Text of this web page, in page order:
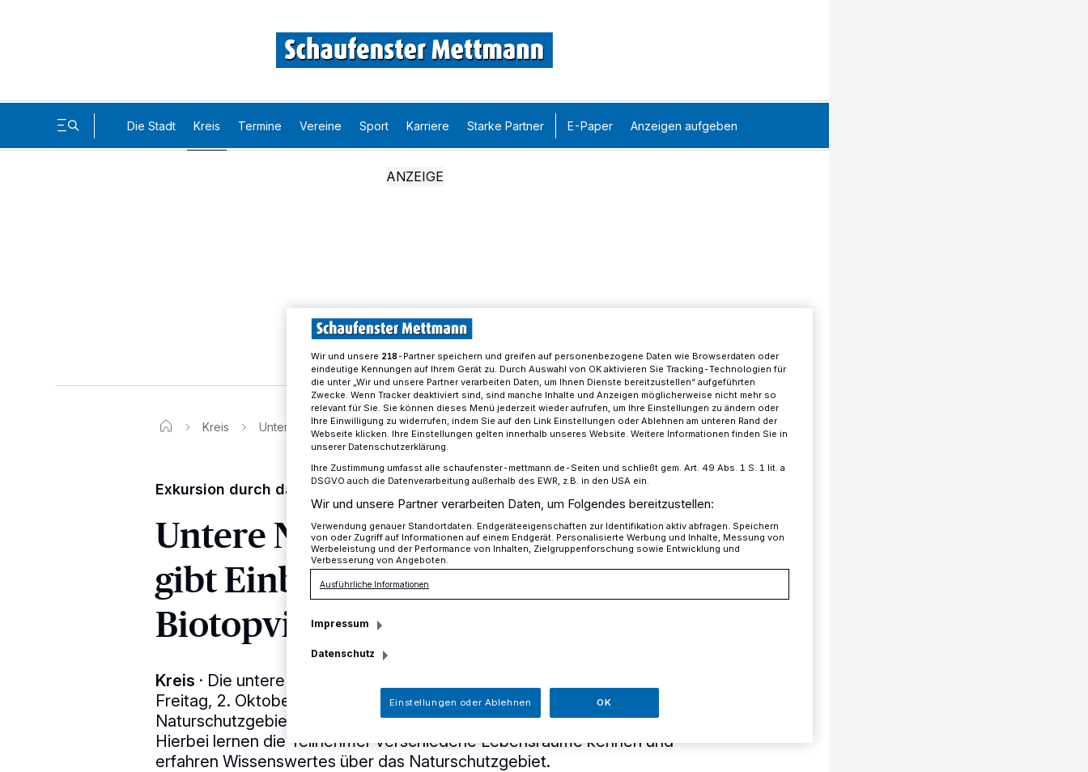
Die Stadt Kreis Termine Vereine Sport Karriere Starke Partner E-Paper Anzeigen aufgeben
Kreis Untere Naturschutzbehörde gibt Einblick in die Biotopvielfalt
Exkursion durch das Naturschutzgebiet Düsselauen
Untere Naturschutzbehörde
gibt Einblick in die
Biotopvielfalt
Kreis · Die untere Naturschutzbehörde des Kreises Mettmann lädt am
Freitag, 2. Oktober, zu einem herbstlichen Spaziergang durch das
Naturschutzgebiet Düsselauen bei Gödinghoven in Erkrath ein.
Hierbei lernen die Teilnehmer verschiedene Lebensräume kennen und
erfahren Wissenswertes über das Naturschutzgebiet.
Wir und unsere 218-Partner speichern und greifen auf personenbezogene Daten wie Browserdaten oder
eindeutige Kennungen auf Ihrem Gerät zu. Durch Auswahl von OK aktivieren Sie Tracking-Technologien für
die unter „Wir und unsere Partner verarbeiten Daten, um Ihnen Dienste bereitzustellen“ aufgeführten
Zwecke. Wenn Tracker deaktiviert sind, sind manche Inhalte und Anzeigen möglicherweise nicht mehr so
relevant für Sie. Sie können dieses Menü jederzeit wieder aufrufen, um Ihre Einstellungen zu ändern oder
Ihre Einwilligung zu widerrufen, indem Sie auf den Link Einstellungen oder Ablehnen am unteren Rand der
Webseite klicken. Ihre Einstellungen gelten innerhalb unseres Website. Weitere Informationen finden Sie in
unserer Datenschutzerklärung.
Ihre Zustimmung umfasst alle schaufenster-mettmann.de-Seiten und schließt gem. Art. 49 Abs. 1 S. 1 lit. a
DSGVO auch die Datenverarbeitung außerhalb des EWR, z.B. in den USA ein.
Wir und unsere Partner verarbeiten Daten, um Folgendes bereitzustellen:
Verwendung genauer Standortdaten. Endgeräteeigenschaften zur Identifikation aktiv abfragen. Speichern
von oder Zugriff auf Informationen auf einem Endgerät. Personalisierte Werbung und Inhalte, Messung von
Werbeleistung und der Performance von Inhalten, Zielgruppenforschung sowie Entwicklung und
Verbesserung von Angeboten.
Ausführliche Informationen
Impressum
Datenschutz
Einstellungen oder Ablehnen OK